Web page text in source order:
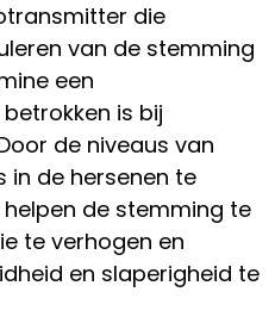
die
van de stemming
een
is bij
de niveaus van
in de hersenen te
de stemming te
te verhogen en
en slaperigheid te